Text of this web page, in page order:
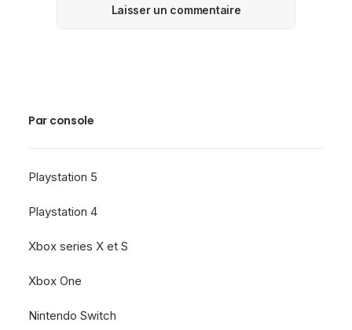
Par console
Playstation 5
Playstation 4
Xbox series X et S
Xbox One
Nintendo Switch